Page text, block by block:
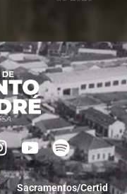
Sacramentos/Certid